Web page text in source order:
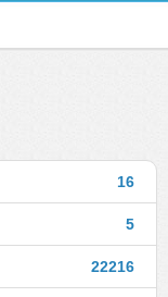
16
5
22216